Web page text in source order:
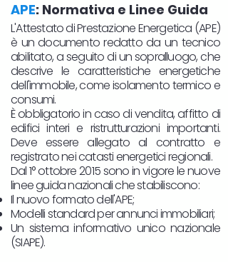
APE: Normativa e Linee Guida
L'Attestato di Prestazione Energetica (APE)
è un documento redatto da un tecnico
abilitato, a seguito di un sopralluogo, che
descrive le caratteristiche energetiche
dell'immobile, come isolamento termico e
consumi.
È obbligatorio in caso di vendita, affitto di
edifici interi e ristrutturazioni importanti.
Deve essere allegato al contratto e
registrato nei catasti energetici regionali.
Dal 1° ottobre 2015 sono in vigore le nuove
linee guida nazionali che stabiliscono:
Il nuovo formato dell'APE;
Modelli standard per annunci immobiliari;
Un sistema informativo unico nazionale
(SIAPE).